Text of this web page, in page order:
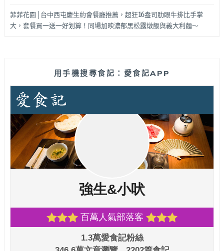
菲菲花園│台中西屯慶生約會餐廳推薦，超狂16盎司肋眼牛排比手掌
大，套餐買一送一好划算！同場加映濃郁黑松露燉飯與義大利麵～
用手機搜尋食記：愛食記APP